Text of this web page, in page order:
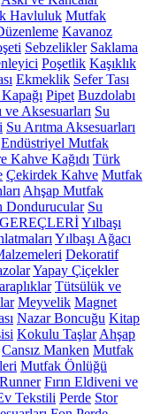
Havluluk Mutfak
Kavanoz
Sebzelikler Saklama
Poşetlik Kaşıklık
Ekmeklik Sefer Tası
Pipet Buzdolabı
ve Aksesuarları Su
Su Arıtma Aksesuarları
Endüstriyel Mutfak
Kahve Kağıdı Türk
Çekirdek Kahve Mutfak
Ahşap Mutfak
Dondurucular Su
Yılbaşı
Yılbaşı Ağacı
Dekoratif
Yapay Çiçekler
Tütsülük ve
Meyvelik Magnet
Nazar Boncuğu Kitap
Kokulu Taşlar Ahşap
Cansız Manken Mutfak
Mutfak Önlüğü
Runner Fırın Eldiveni ve
Tekstili Perde Stor